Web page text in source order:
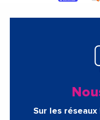
Sur les réseaux